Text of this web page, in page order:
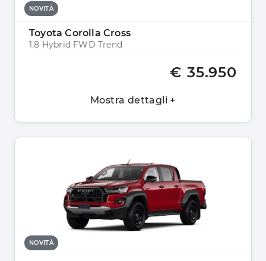
NOVITÀ
Toyota Corolla Cross
1.8 Hybrid FWD Trend
€ 35.950
Mostra dettagli +
NOVITÀ